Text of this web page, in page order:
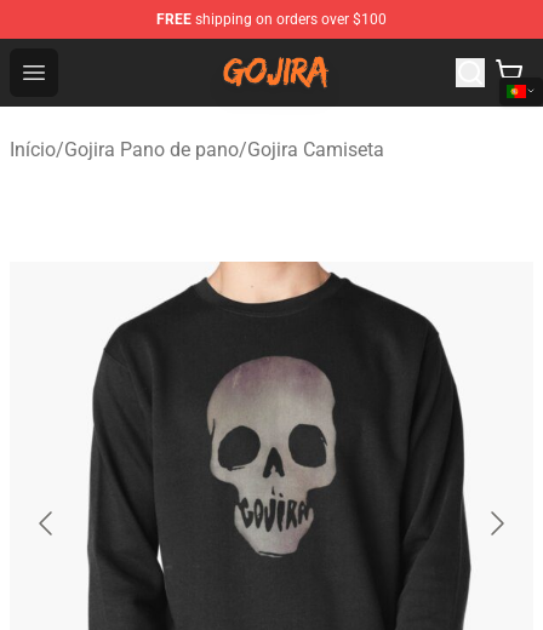
FREE shipping on orders over $100
Open menu
Gojira Shop - Official Gojira Merchandise Store
Início/Gojira Pano de pano/Gojira Camiseta